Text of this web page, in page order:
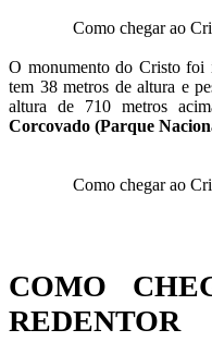
Como chegar ao
O monumento do Cristo foi
tem 38 metros de altura e
altura de 710 metros
Corcovado (Parque
Como chegar ao
COMO
REDENTOR